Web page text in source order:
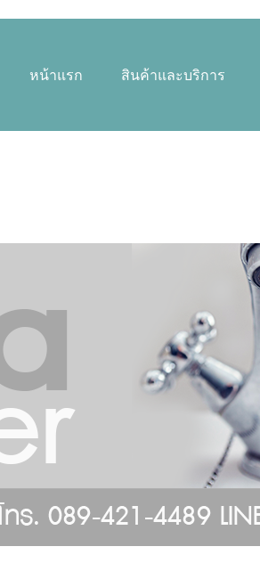
หน้าแรก สินค้าและบริการ